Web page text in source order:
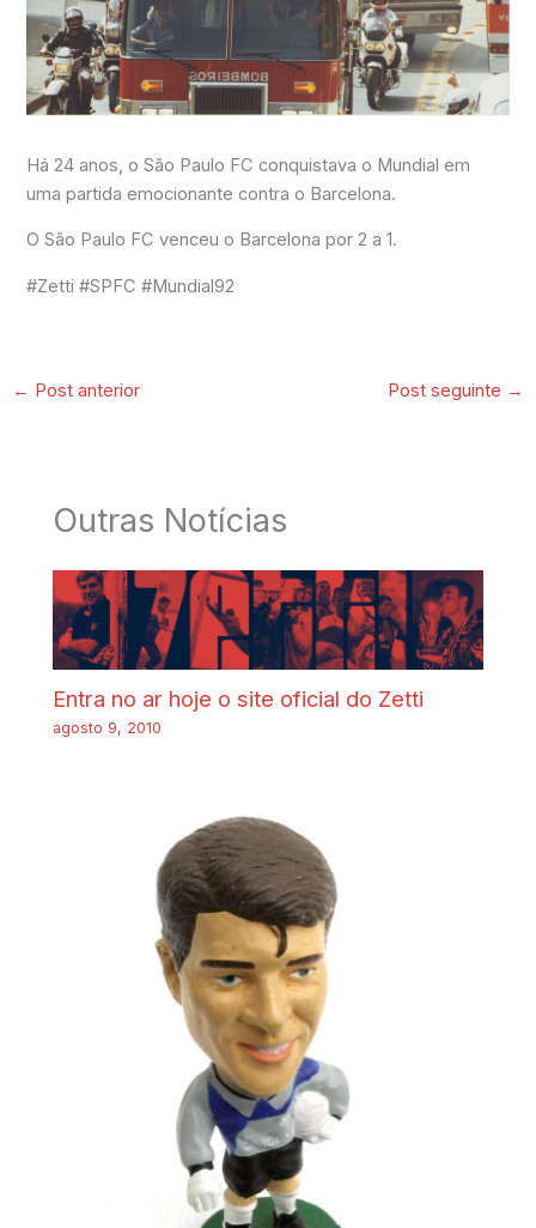
Há 24 anos, o São Paulo FC conquistava o Mundial em
uma partida emocionante contra o Barcelona.
O São Paulo FC venceu o Barcelona por 2 a 1.
#Zetti #SPFC #Mundial92
← Post anterior Post seguinte →
Outras Notícias
Entra no ar hoje o site oficial do Zetti
agosto 9, 2010